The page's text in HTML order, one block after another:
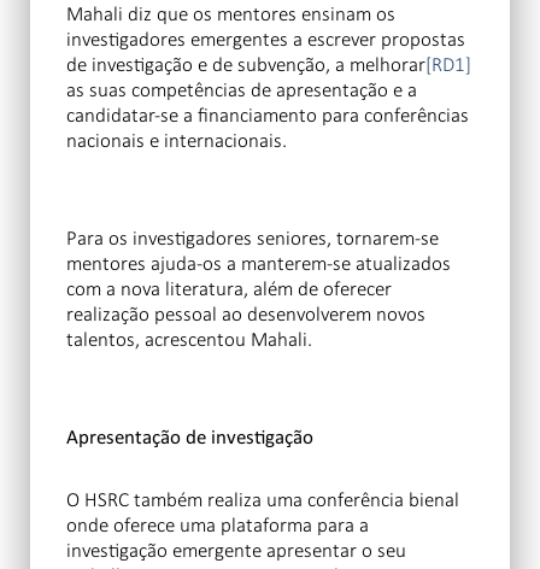
Mahali diz que os mentores ensinam os
investigadores emergentes a escrever propostas
de investigação e de subvenção, a melhorar[RD1]
as suas competências de apresentação e a
candidatar-se a financiamento para conferências
nacionais e internacionais.
Para os investigadores seniores, tornarem-se
mentores ajuda-os a manterem-se atualizados
com a nova literatura, além de oferecer
realização pessoal ao desenvolverem novos
talentos, acrescentou Mahali.
Apresentação de investigação
O HSRC também realiza uma conferência bienal
onde oferece uma plataforma para a
investigação emergente apresentar o seu